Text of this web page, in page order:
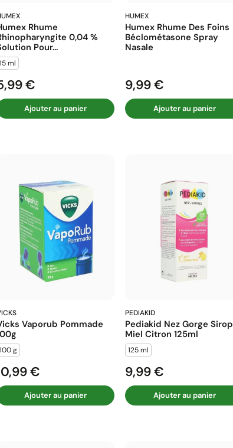
Rhume
0,04 %
Pour...
15 ml
€
Ajouter au panier
HUMEX
Humex Rhume Des Foins
Béclométasone Spray
Nasale
Prix
9,99 €
Ajouter au panier
Vaporub Pommade
100 g
€
Ajouter au panier
PEDIAKID
Pediakid Nez Gorge Sirop
Miel Citron 125ml
125 ml
Prix
9,99 €
Ajouter au panier